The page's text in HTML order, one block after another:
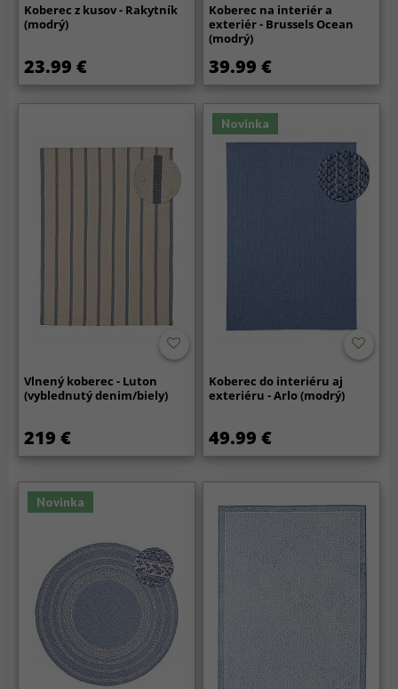
Koberec z kusov - Rakytník
(modrý)
23.99 €
Koberec na interiér a
exteriér - Brussels Ocean
(modrý)
39.99 €
Vlnený koberec - Luton
(vyblednutý denim/biely)
219 €
Novinka
Koberec do interiéru aj
exteriéru - Arlo (modrý)
49.99 €
Novinka